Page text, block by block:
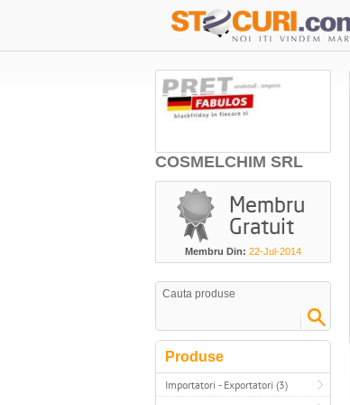
COSMELCHIM SRL
Membru
Gratuit
Membru Din: 22-Jul-2014
Produse
Importatori - Exportatori (3)